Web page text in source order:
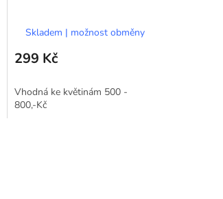
Skladem | možnost obměny
299 Kč
Vhodná ke květinám 500 -
800,-Kč